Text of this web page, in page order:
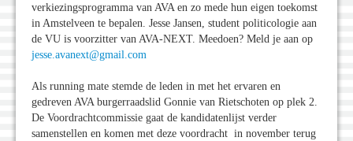
verkiezingsprogramma van AVA en zo mede hun eigen toekomst
in Amstelveen te bepalen. Jesse Jansen, student politicologie aan
de VU is voorzitter van AVA-NEXT. Meedoen? Meld je aan op
jesse.avanext@gmail.com
Als running mate stemde de leden in met het ervaren en
gedreven AVA burgerraadslid Gonnie van Rietschoten op plek 2.
De Voordrachtcommissie gaat de kandidatenlijst verder
samenstellen en komen met deze voordracht in november terug